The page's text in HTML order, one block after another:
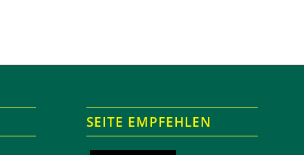
SEITE EMPFEHLEN